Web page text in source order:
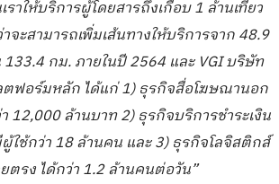
าให้บริการผู้โดยสารถึงเกือบ 1 ล้านเที่ยว
ะสามารถเพิ่มเส้นทางให้บริการจาก 48.9
กม. ภายในปี 2564 และ VGI บริษัท
ฟอร์มหลัก ได้แก่ 1) ธุรกิจสื่อโฆษณานอก
12,000 ล้านบาท 2) ธุรกิจบริการชำระเงิน
ใช้กว่า 18 ล้านคน และ 3) ธุรกิจโลจิสติกส์
ตรง ได้กว่า 1.2 ล้านคนต่อวัน”